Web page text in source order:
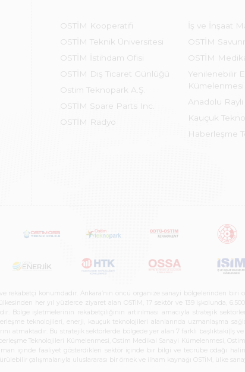
OSTİM Kooperatifi
OSTİM Teknik Üniversitesi
OSTİM İstihdam Ofisi
OSTİM Dış Ticaret Günlüğü
Ostim Teknopark A.Ş.
OSTİM Spare Parts Inc.
OSTİM Radyo
İş ve İnşaat
OSTİM
OSTİM
Yenilenebilir
Kümelenmesi
Anadolu
Kauçuk
Haberleşme
rekabetçi konumdadır. Ankara’nın öncü organize sanayi bölgelerinden biri
her yıl yüzlerce ziyaret alan OSTİM, 17 sektör ve 139 işkolunda,
Bölge işletmelerinin rekabetçiliğinin artırılması amacıyla stratejik
teknolojileri, enerji, kauçuk teknolojileri alanlarında uzmanlaşma
atmaktadır. Bu stratejik sektörlerde bölgede yer alan 7 farklı
Teknolojileri Kümelenmesi, Ostim Medikal Sanayi Kümelenmesi,
içinde faaliyet gösterdikleri sektör içinde bir bilgi ve tecrübe odağı
çalışmalarıyla uluslararası bir örnek ve ilham kaynağı OSTİM, ülke